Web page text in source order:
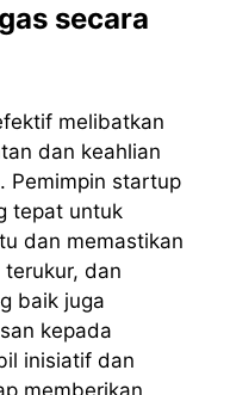
secara
melibatkan
dan keahlian
Pemimpin startup
tepat untuk
dan memastikan
dan
baik juga
kepada
inisiatif dan
memberikan